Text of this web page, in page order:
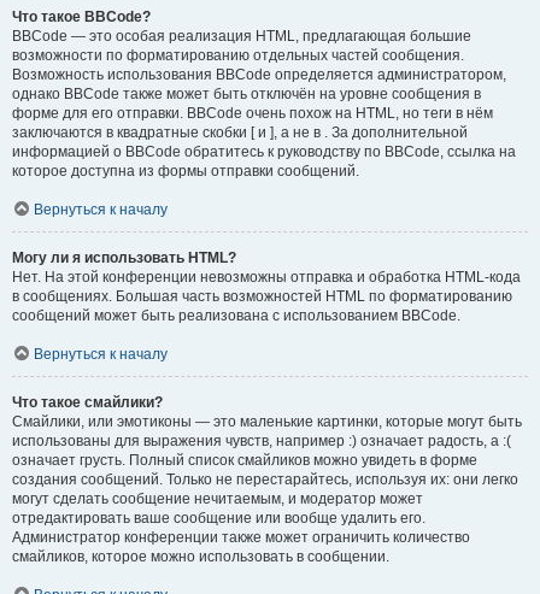
Что такое BBCode?
BBCode — это особая реализация HTML, предлагающая большие
возможности по форматированию отдельных частей сообщения.
Возможность использования BBCode определяется администратором,
однако BBCode также может быть отключён на уровне сообщения в
форме для его отправки. BBCode очень похож на HTML, но теги в нём
заключаются в квадратные скобки [ и ], а не в . За дополнительной
информацией о BBCode обратитесь к руководству по BBCode, ссылка на
которое доступна из формы отправки сообщений.
Вернуться к началу
Могу ли я использовать HTML?
Нет. На этой конференции невозможны отправка и обработка HTML-кода
в сообщениях. Большая часть возможностей HTML по форматированию
сообщений может быть реализована с использованием BBCode.
Вернуться к началу
Что такое смайлики?
Смайлики, или эмотиконы — это маленькие картинки, которые могут быть
использованы для выражения чувств, например :) означает радость, а :(
означает грусть. Полный список смайликов можно увидеть в форме
создания сообщений. Только не перестарайтесь, используя их: они легко
могут сделать сообщение нечитаемым, и модератор может
отредактировать ваше сообщение или вообще удалить его.
Администратор конференции также может ограничить количество
смайликов, которое можно использовать в сообщении.